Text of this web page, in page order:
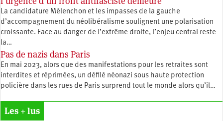
La candidature Mélenchon et les impasses de la gauche
d’accompagnement du néolibéralisme soulignent une polarisation
croissante. Face au danger de l’extrême droite, l’enjeu central reste
la…
Pas de nazis dans Paris
En mai 2023, alors que des manifestations pour les retraites sont
interdites et réprimées, un défilé néonazi sous haute protection
policière dans les rues de Paris surprend tout le monde alors qu’il…
Les + lus